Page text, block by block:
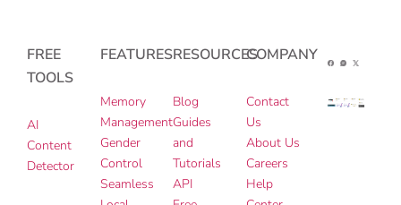
FREE
TOOLS
AI
Content
Detector
FEATURES
Memory
Management
Gender
Control
Seamless
RESOURCES
Blog
Guides
and
Tutorials
API
COMPANY
Contact
Us
About Us
Careers
Help